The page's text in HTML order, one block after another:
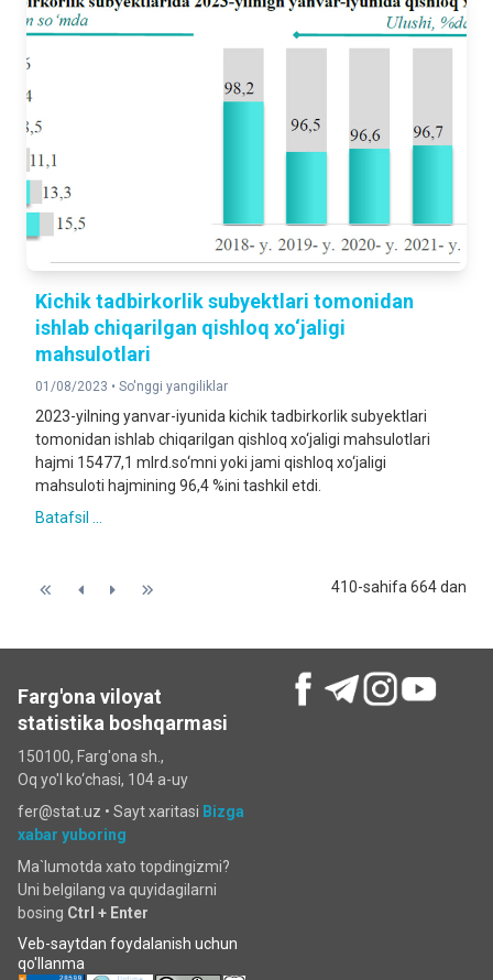
Kichik tadbirkorlik subyektlari tomonidan
ishlab chiqarilgan qishloq xo‘jaligi
mahsulotlari
01/08/2023 • So'nggi yangiliklar
2023-yilning yanvar-iyunida kichik tadbirkorlik subyektlari
tomonidan ishlab chiqarilgan qishloq xo‘jaligi mahsulotlari
hajmi 15477,1 mlrd.so‘mni yoki jami qishloq xo‘jaligi
mahsuloti hajmining 96,4 %ini tashkil etdi.
Batafsil ...
410-sahifa 664 dan
Farg'ona viloyat
statistika boshqarmasi
150100, Farg'ona sh.,
Oq yo'l ko‘chаsi, 104 a-uy
fer@stat.uz • Sayt xaritasi Bizga
xabar yuboring
Ma`lumotda xato topdingizmi?
Uni belgilang va quyidagilarni
bosing Ctrl + Enter
Veb-saytdan foydalanish uchun
qo'llanma